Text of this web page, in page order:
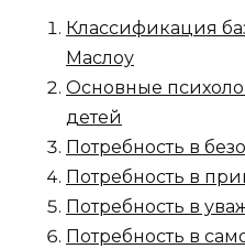
Классификация
Маслоу
Основные
детей
Потребность в
Потребность в
Потребность в
Потребность в